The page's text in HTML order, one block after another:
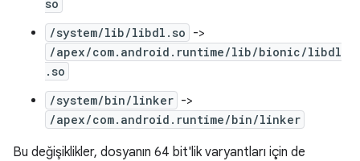
so
/system/lib/libdl.so ->
/apex/com.android.runtime/lib/bionic/libdl
.so
/system/bin/linker ->
/apex/com.android.runtime/bin/linker
Bu değişiklikler, dosyanın 64 bit'lik varyantları için de